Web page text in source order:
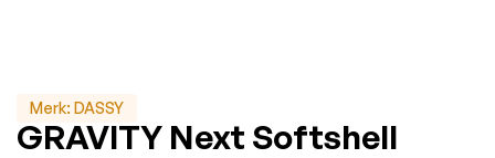
Merk: DASSY
GRAVITY Next Softshell